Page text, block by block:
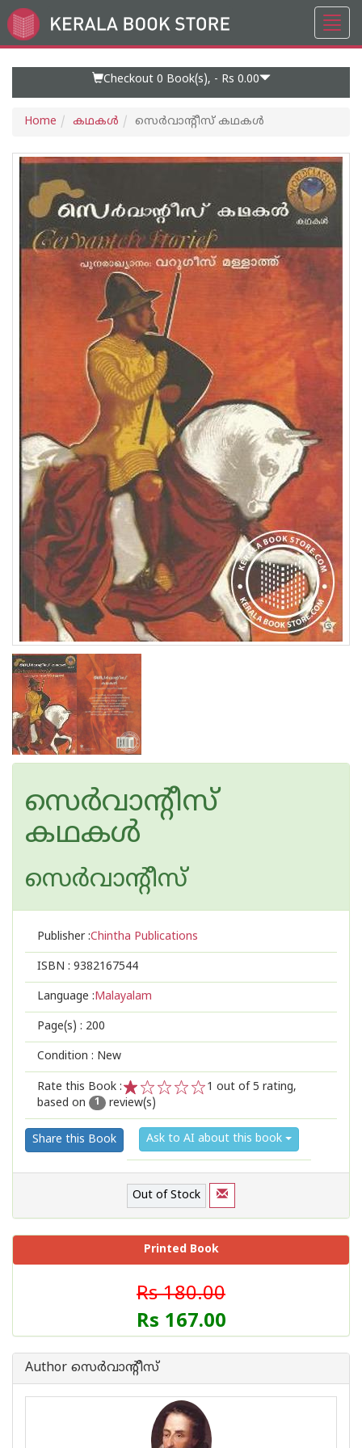
Go
to
Checkout 0 Book(s), - Rs 0.00
Home കഥകള്‍ സെര്‍വാന്റീസ് കഥകള്‍
സെര്‍വാന്റീസ്
കഥകള്‍
സെര്‍‌വാന്റീസ്
Publisher :Chintha Publications
ISBN : 9382167544
Language :Malayalam
Page(s) : 200
Condition : New
Rate this Book :
2
1
1 out of 5 rating,
based on
1 review(s)
Share this Book Ask to AI about this book
Out of Stock
Printed Book
Rs 180.00
Rs 167.00
Author സെര്‍‌വാന്റീസ്